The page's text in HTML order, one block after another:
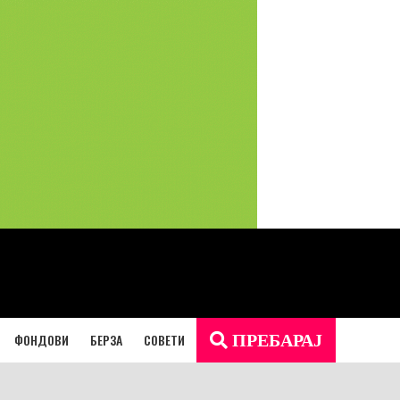
ФОНДОВИ БЕРЗА СОВЕТИ ПРЕБАРАЈ